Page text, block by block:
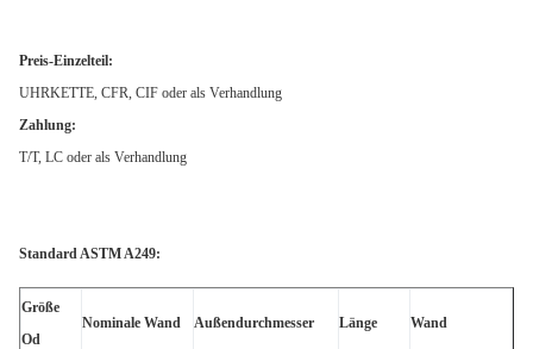
Preis-Einzelteil:
UHRKETTE, CFR, CIF oder als Verhandlung
Zahlung:
T/T, LC oder als Verhandlung
Standard ASTM A249:
Größe
Od
Nominale Wand Außendurchmesser Länge Wand